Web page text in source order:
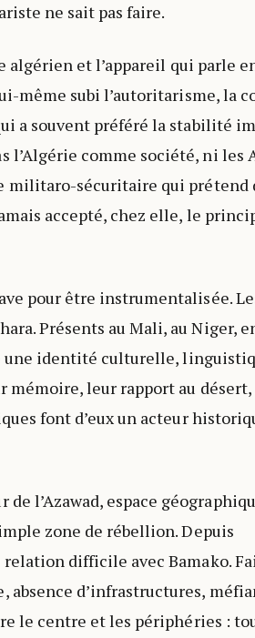
ne sait pas faire.
et l’appareil qui parle
même subi l’autoritarisme, la
a souvent préféré la stabilité
l’Algérie comme société, ni les
militaro-sécuritaire qui prétend
accepté, chez elle, le
pour être instrumentalisée.
Présents au Mali, au Niger,
une identité culturelle,
mémoire, leur rapport au
font d’eux un acteur
l’Azawad, espace
zone de rébellion. Depuis
difficile avec Bamako.
d’infrastructures,
le centre et les périphéries :